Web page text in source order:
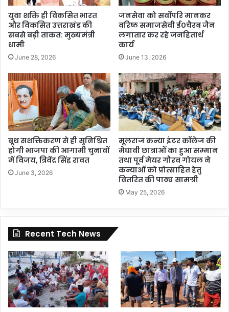
युवा शक्ति ही विकसित भारत
और विकसित उत्तराखंड की
सबसे बड़ी ताकत: मुख्यमंत्री
धामी
June 28, 2026
जनसेवा को सर्वोपरि मानकर
वरिष्ठ समाजसेवी ई०चैरब जैन
लगातार कर रहे जनहितार्थ
कार्य
June 13, 2026
बूथ सशक्तिकरण से ही सुनिश्चित
होगी भाजपा की आगामी चुनावों
में विजय, त्रिवेंद्र सिंह रावत
June 3, 2026
मूलराज कन्या इंटर कॉलेज की
मेधावी छात्राओं का हुआ सम्मान
तथा पूर्व मेयर गौरव गोयल ने
कन्याओं को प्रोत्साहित हेतु
वितरित की पाठ्य सामग्री
May 25, 2026
Recent Tech News